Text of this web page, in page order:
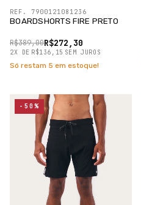
BOARDSHORTS FIRE PRETO
R$272,30
R$389,00
2X DE R$136,15 SEM JUROS
REF. 7900121081236
Só restam 5 em estoque!
-50%